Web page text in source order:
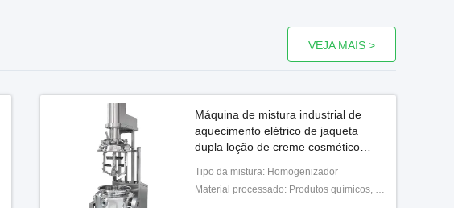
VEJA MAIS >
Máquina de mistura industrial de
aquecimento elétrico de jaqueta
dupla loção de creme cosmético
emulsionante
Tipo da mistura: Homogenizador
Material processado: Produtos químicos, alimento, medicina